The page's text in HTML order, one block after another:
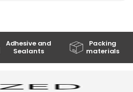
Adhesive and
Sealants
Packing
materials